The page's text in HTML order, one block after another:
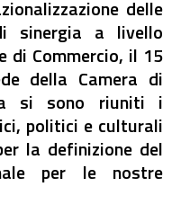
delle
sinergia a livello
di Commercio, il 15
della Camera di
si sono riuniti i
politici e culturali
la definizione del
per le nostre